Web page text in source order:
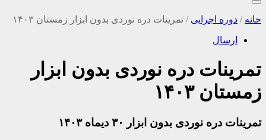
اجرایی / تمرینات دره نوردی بدون ابزار زمستان ۱۴۰۳
دره نوردی بدون ابزار
۱۴۰۳
نوردی بدون ابزار ۳۰ دیماه ۱۴۰۳